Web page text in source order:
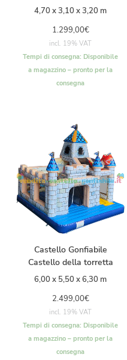
4,70 x 3,10 x 3,20 m
1.299,00€
incl. 19% VAT
Tempi di consegna: Disponibile
a magazzino – pronto per la
consegna
Castello Gonfiabile
Castello della torretta
6,00 x 5,50 x 6,30 m
2.499,00€
incl. 19% VAT
Tempi di consegna: Disponibile
a magazzino – pronto per la
consegna